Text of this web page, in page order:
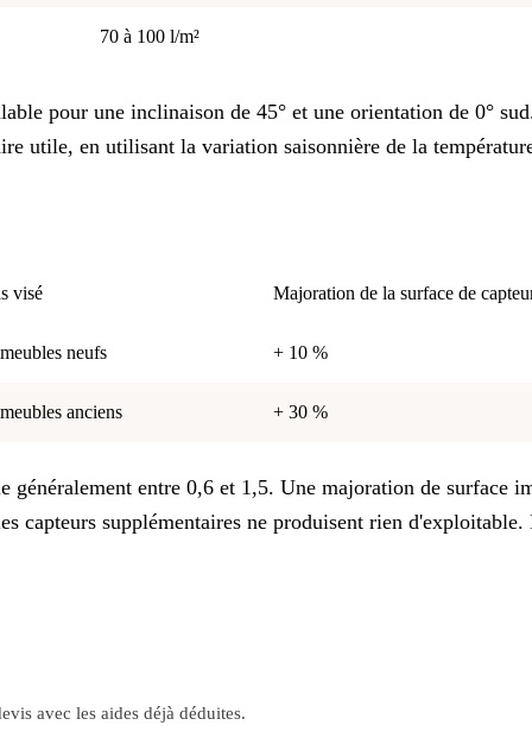
70 à 100 l/m²
pour une inclinaison de 45° et une orientation de 0°
utile, en utilisant la variation saisonnière de la
visé Majoration de la surface de
neufs + 10 %
anciens + 30 %
entre 0,6 et 1,5. Une majoration de surface
capteurs supplémentaires ne produisent rien
avec les aides déjà déduites.